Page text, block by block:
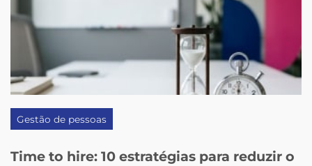
Gestão de pessoas
Time to hire: 10 estratégias para reduzir o